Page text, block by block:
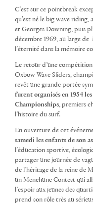
C’est sur ce pointbreak
qu’est né le big wave riding,
et Georges Downing, puis
décembre 1969, au large de
l’éternité dans la mémoire
Le retour d’une
Oxbow Wave Sliders,
revêt une grande portée
furent organisés en 1954
Championships, premiers
l’histoire du surf.
En ouverture de cet
samedi les enfants de son
l’éducation sportive,
partager une journée de
de l’héritage de la reine de
un Menehune Contest qui
l’espoir aux jeunes des
prend son rôle très au